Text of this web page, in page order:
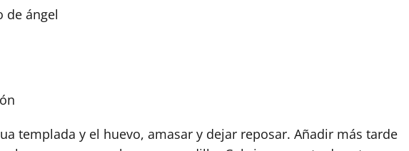
de ángel
templada y el huevo, amasar y dejar reposar. Añadir más tarde